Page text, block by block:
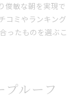
俊敏な朝を実現で
コミやランキング
ったものを選ぶこ
プルーフ